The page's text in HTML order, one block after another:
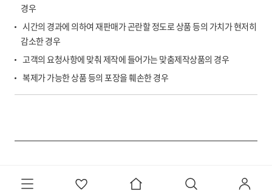
경우
시간의 경과에 의하여 재판매가 곤란할 정도로 상품 등의 가치가 현저히
감소한 경우
고객의 요청사항에 맞춰 제작에 들어가는 맞춤제작상품의 경우
복제가 가능한 상품 등의 포장을 훼손한 경우